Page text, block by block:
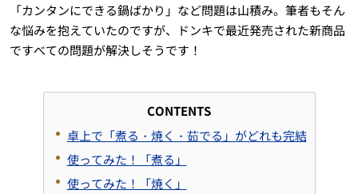
「カンタンにできる鍋ばかり」など問題は山積み。筆者もそん
な悩みを抱えていたのですが、ドンキで最近発売された新商品
ですべての問題が解決しそうです！
CONTENTS
卓上で「煮る・焼く・茹でる」がどれも完結
使ってみた！「煮る」
使ってみた！「焼く」